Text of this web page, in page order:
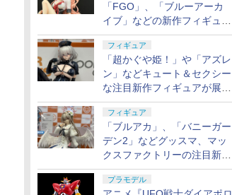
「FGO」、「ブルーアーカ
イブ」などの新作フィギュア
が展示【ホビーメーカー合同
展示会】
フィギュア
「超かぐや姫！」や「アズレ
ン」などキュート＆セクシー
な注目新作フィギュアが展示
【ホビーメーカー合同展示
会】
フィギュア
「ブルアカ」、「バニーガー
デン2」などグッスマ、マッ
クスファクトリーの注目新作
フィギュアが展示【ホビーメ
ーカー合同展示会】
プラモデル